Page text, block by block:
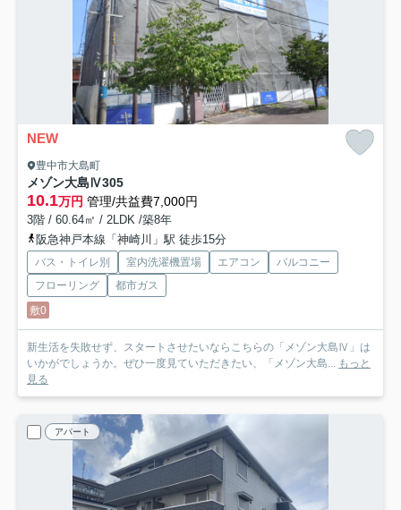
NEW
豊中市大島町
メゾン大島Ⅳ305
10.1万円 管理/共益費7,000円
3階 / 60.64㎡ / 2LDK /築8年
阪急神戸本線「神崎川」駅 徒歩15分
バス・トイレ別 室内洗濯機置場 エアコン
バルコニー
フローリング
都市ガス
敷0
新生活を失敗せず、スタートさせたいならこちらの「メゾン大島Ⅳ」は
いかがでしょうか。ぜひ一度見ていただきたい、「メゾン大島... もっと
見る
アパート